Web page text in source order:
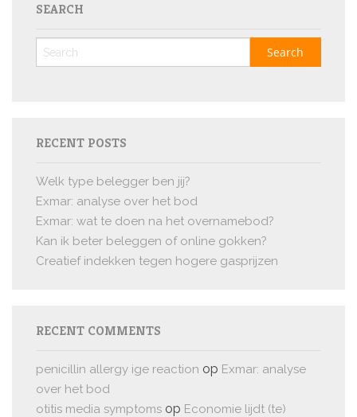
SEARCH
RECENT POSTS
Welk type belegger ben jij?
Exmar: analyse over het bod
Exmar: wat te doen na het overnamebod?
Kan ik beter beleggen of online gokken?
Creatief indekken tegen hogere gasprijzen
RECENT COMMENTS
penicillin allergy ige reaction op Exmar: analyse
over het bod
otitis media symptoms op Economie lijdt (te)